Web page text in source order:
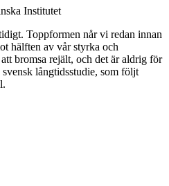
Institutet
Toppformen når vi redan innan
hälften av vår styrka och
bromsa rejält, och det är aldrig för
långtidsstudie, som följt